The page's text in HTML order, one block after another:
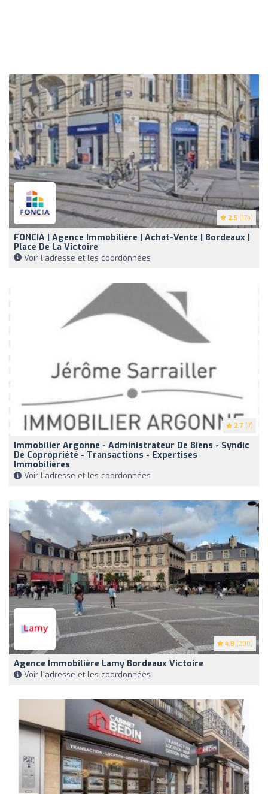
2.5 (174)
FONCIA | Agence Immobilière | Achat-Vente | Bordeaux |
Place De La Victoire
Voir l'adresse et les coordonnées
2.7 (7)
Immobilier Argonne - Administrateur De Biens - Syndic
De Copropriété - Transactions - Expertises
Immobilières
Voir l'adresse et les coordonnées
4.8 (200)
Agence Immobilière Lamy Bordeaux Victoire
Voir l'adresse et les coordonnées